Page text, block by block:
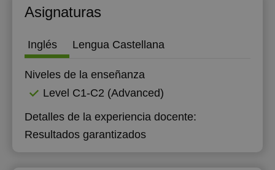
Asignaturas
Inglés Lengua Castellana
Niveles de la enseñanza
Level C1-C2 (Advanced)
Detalles de la experiencia docente:
Resultados garantizados
20:00